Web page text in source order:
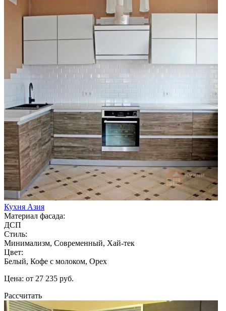
Кухня Азия
Материал фасада:
ДСП
Стиль:
Минимализм, Современный, Хай-тек
Цвет:
Белый, Кофе с молоком, Орех
Цена: от 27 235 руб.
Рассчитать